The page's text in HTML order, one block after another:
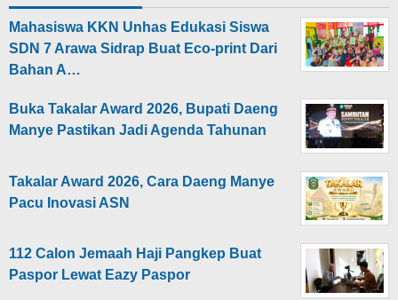
Mahasiswa KKN Unhas Edukasi Siswa
SDN 7 Arawa Sidrap Buat Eco-print Dari
Bahan A…
Buka Takalar Award 2026, Bupati Daeng
Manye Pastikan Jadi Agenda Tahunan
Takalar Award 2026, Cara Daeng Manye
Pacu Inovasi ASN
112 Calon Jemaah Haji Pangkep Buat
Paspor Lewat Eazy Paspor